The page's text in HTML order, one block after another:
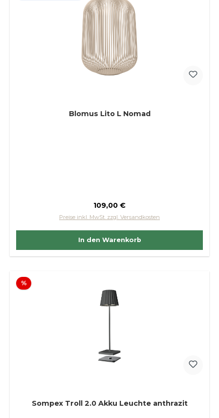
Blomus Lito L Nomad
Regulärer Preis:
109,00 €
Preise inkl. MwSt. zzgl. Versandkosten
In den Warenkorb
%Rabatt
Sompex Troll 2.0 Akku Leuchte anthrazit